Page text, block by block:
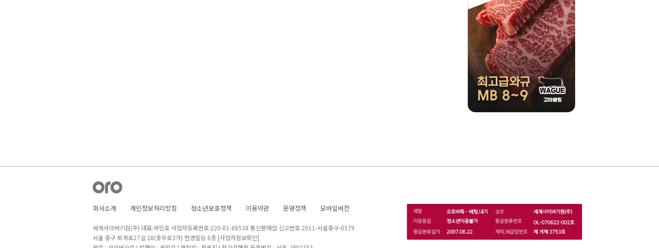
회사소개 개인정보처리방침 청소년보호정책 이용약관 운영정책 모바일버전
세계사이버기원(주) 대표:곽민호 사업자등록번호:220-81-86538 통신판매업 신고번호:2011-서울중구-0579
서울 중구 퇴계로27길 28(충무로3가) 한영빌딩 6층 [사업자정보확인]